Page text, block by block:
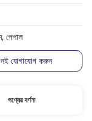
পেপাল
যোগাযোগ করুন
পণ্যের বর্ণনা